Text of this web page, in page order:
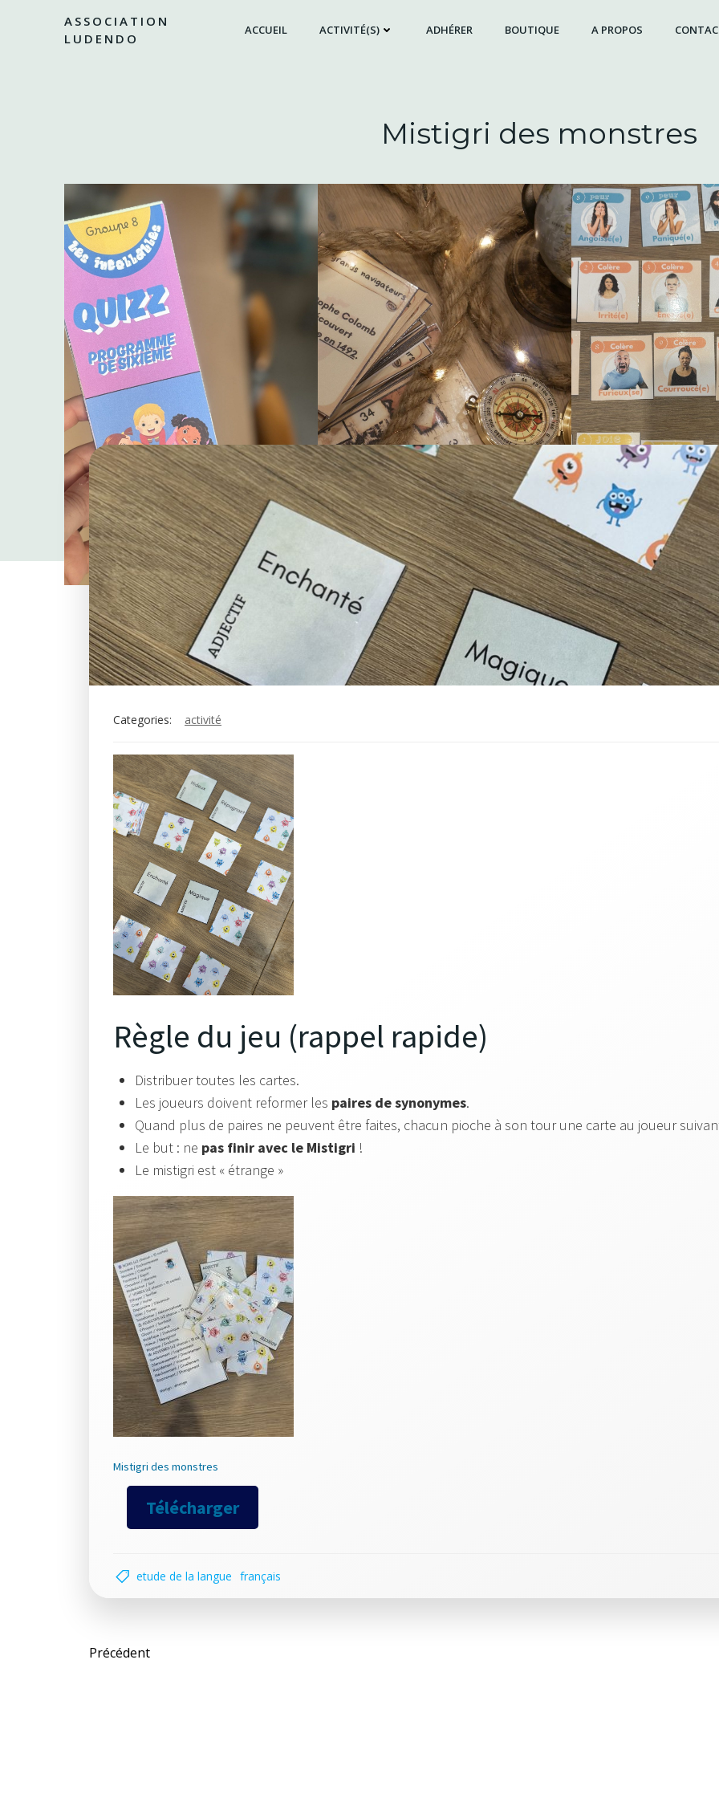
ASSOCIATION
LUDENDO
ACCUEIL ACTIVITÉ(S) ADHÉRER BOUTIQUE A PROPOS
Mistigri des monstres
Categories: activité
Règle du jeu (rappel rapide)
Distribuer toutes les cartes.
Les joueurs doivent reformer les paires de synonymes.
Quand plus de paires ne peuvent être faites, chacun pioche à son tour une carte au joueur
Le but : ne pas finir avec le Mistigri !
Le mistigri est « étrange »
Mistigri des monstres
Télécharger
etude de la langue français
Post
Précédent